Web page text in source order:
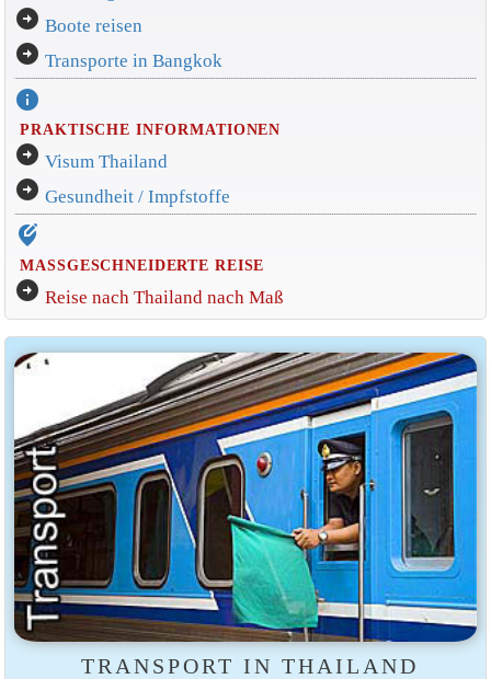
arrow_circle_right Boote reisen
arrow_circle_right Transporte in Bangkok
info
PRAKTISCHE INFORMATIONEN
arrow_circle_right Visum Thailand
arrow_circle_right Gesundheit / Impfstoffe
edit_location_alt
MASSGESCHNEIDERTE REISE
arrow_circle_right Reise nach Thailand nach Maß
TRANSPORT IN THAILAND